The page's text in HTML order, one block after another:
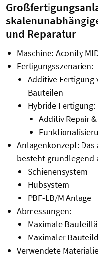
und Reparatur
Maschine: Aconity
Fertigungsszenarien:
Additive Fertigung
Bauteilen
Hybride Fertigung:
Additiv Repair
Anlagenkonzept:
besteht grundlegend
Schienensystem
Hubsystem
PBF-LB/M Anlage
Abmessungen:
Maximale
Maximaler
Verwendete